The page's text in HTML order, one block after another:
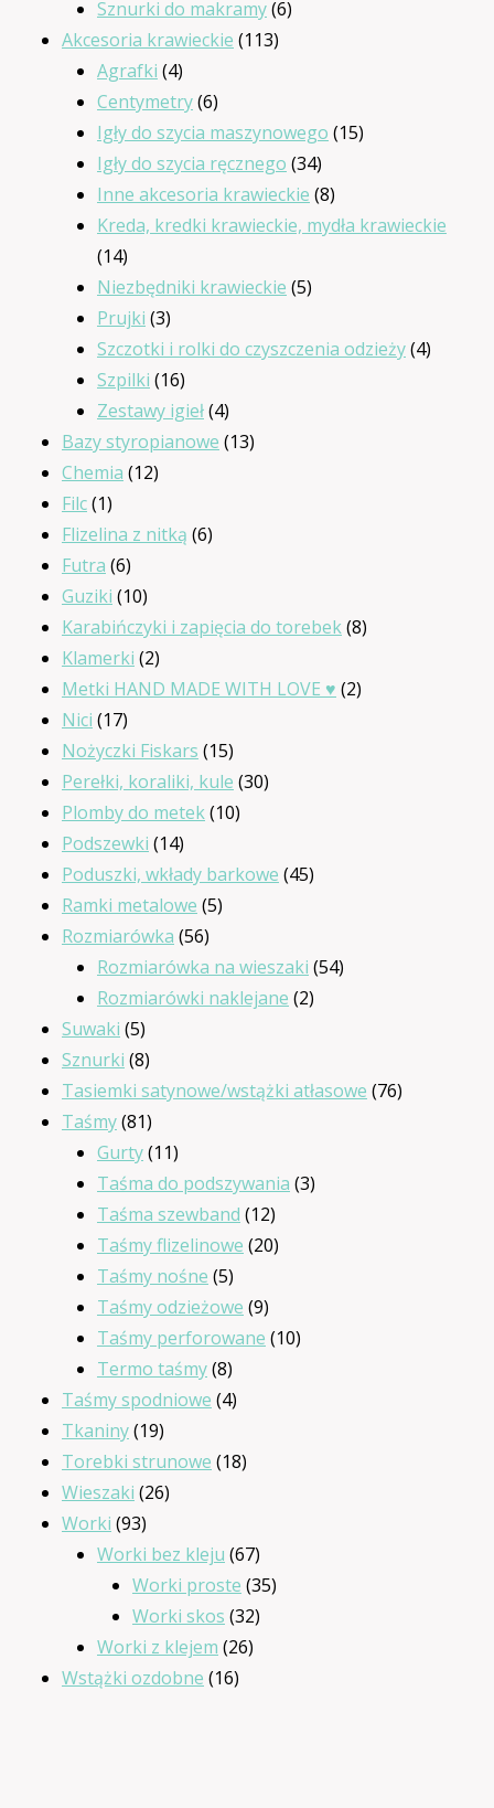
produktów
Sznurki do makramy 66
Akcesoria krawieckie 113113
Agrafki 44
produkty
Centymetry 66
produktów
Igły do szycia maszynowego 1515
Igły do szycia ręcznego 3434
produkty
Inne akcesoria krawieckie 88
produktów
Kreda, kredki krawieckie, mydła krawieckie
1414
produktów
Niezbędniki krawieckie 55
Prujki 33
produkty
Szczotki i rolki do czyszczenia odzieży 44
Szpilki 1616
produktów
Zestawy igieł 44
produkty
Bazy styropianowe 1313
Chemia 1212
Filc 11
produkt
Flizelina z nitką 66
Futra 66
produktów
Guziki 1010
produktów
Karabińczyki i zapięcia do torebek 88
Klamerki 22
produkty
Metki HAND MADE WITH LOVE ♥ 22
Nici 1717
produktów
Nożyczki Fiskars 1515
produktów
Perełki, koraliki, kule 3030
Plomby do metek 1010
Podszewki 1414
produktów
Poduszki, wkłady barkowe 4545
Ramki metalowe 55
Rozmiarówka 5656
produktów
Rozmiarówka na wieszaki 5454
Rozmiarówki naklejane 22
Suwaki 55
produktów
Sznurki 88
produktów
Tasiemki satynowe/wstążki atłasowe 7676
Taśmy 8181
produktów
Gurty 1111
produktów
Taśma do podszywania 33
Taśma szewband 1212
produktów
Taśmy flizelinowe 2020
Taśmy nośne 55
produktów
Taśmy odzieżowe 99
produktów
Taśmy perforowane 1010
Termo taśmy 88
produktów
Taśmy spodniowe 44
Tkaniny 1919
produktów
Torebki strunowe 1818
Wieszaki 2626
Worki 9393
produkty
Worki bez kleju 6767
produktów
Worki proste 3535
Worki skos 3232
Worki z klejem 2626
Wstążki ozdobne 1616